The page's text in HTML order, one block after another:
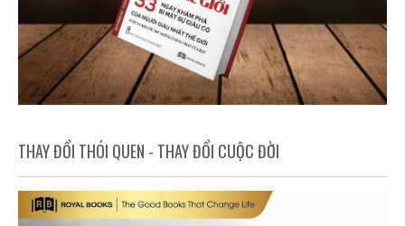
THAY ĐỔI THÓI QUEN - THAY ĐỔI CUỘC ĐỜI